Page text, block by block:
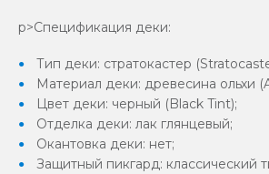
p>Спецификация деки:
Тип деки: стратокастер
Материал деки: древесина ольхи
Цвет деки: черный (Black Tint);
Отделка деки: лак глянцевый;
Окантовка деки: нет;
Защитный пикгард: классический